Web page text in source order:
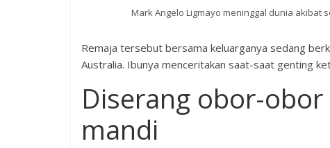
Mark Angelo Ligmayo meninggal dunia akibat
Remaja tersebut bersama keluarganya sedang
Australia. Ibunya menceritakan saat-saat genting
Diserang obor-
mandi